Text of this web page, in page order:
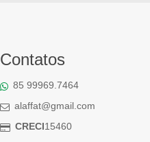
Contatos
85 99969.7464
alaffat@gmail.com
CRECI15460